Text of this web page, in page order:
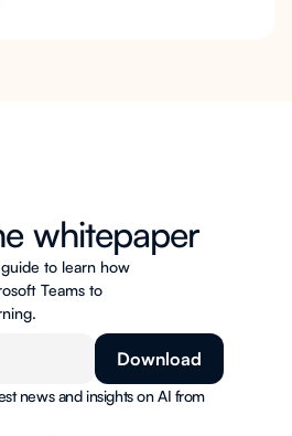
whitepaper
to learn how
Teams to
news and insights on AI from